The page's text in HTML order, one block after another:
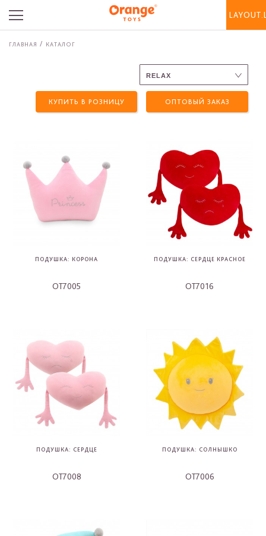
ГЛАВНАЯ КАТАЛОГ
ОПТОВЫЙ ЗАКАЗ
КУПИТЬ В РОЗНИЦУ
ПОДУШКА: КОРОНА
OT7005
ПОДУШКА: СЕРДЦЕ КРАСНОЕ
OT7016
ПОДУШКА: СЕРДЦЕ
OT7008
ПОДУШКА: СОЛНЫШКО
OT7006